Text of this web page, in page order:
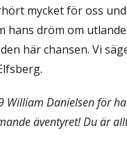
mycket för oss
hans dröm om
här chansen. Vi
Danielsen för
äventyret! Du är